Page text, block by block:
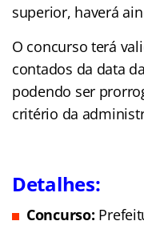
superior, haverá
O concurso terá
contados da data
podendo ser
critério da
Detalhes:
Concurso: